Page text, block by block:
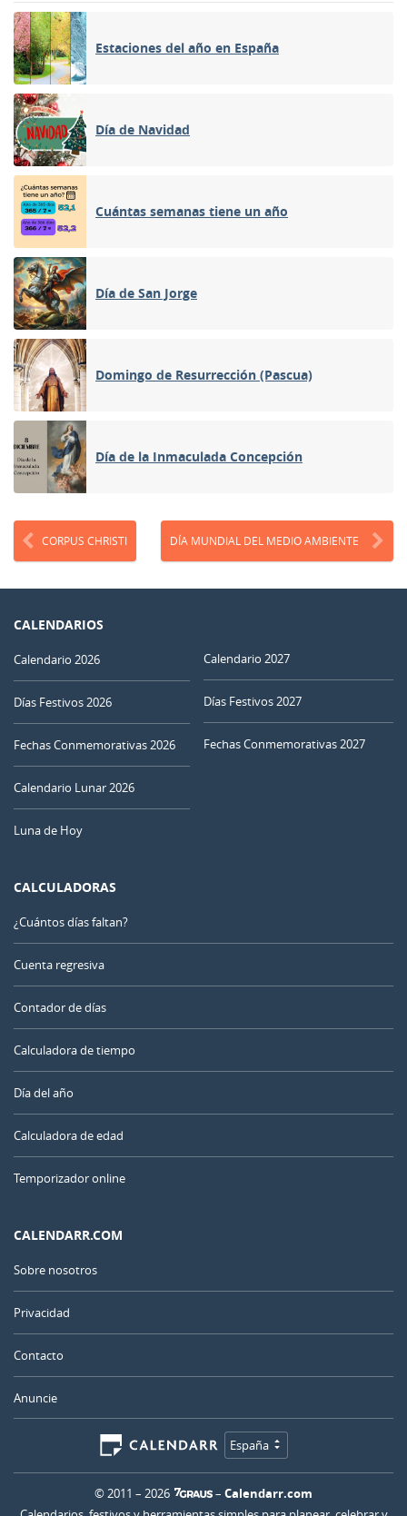
Estaciones del año en España
Día de Navidad
Cuántas semanas tiene un año
Día de San Jorge
Domingo de Resurrección (Pascua)
Día de la Inmaculada Concepción
CORPUS CHRISTI DÍA MUNDIAL DEL MEDIO AMBIENTE
CALENDARIOS
Calendario 2026
Días Festivos 2026
Fechas Conmemorativas 2026
Calendario Lunar 2026
Luna de Hoy
Calendario 2027
Días Festivos 2027
Fechas Conmemorativas 2027
CALCULADORAS
¿Cuántos días faltan?
Cuenta regresiva
Contador de días
Calculadora de tiempo
Día del año
Calculadora de edad
Temporizador online
CALENDARR.COM
Sobre nosotros
Privacidad
Contacto
Anuncie
España
© 2011 – 2026 – Calendarr.com